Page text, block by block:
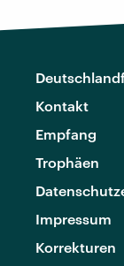
Kontakt
Empfang
Trophäen
Impressum
Korrekturen